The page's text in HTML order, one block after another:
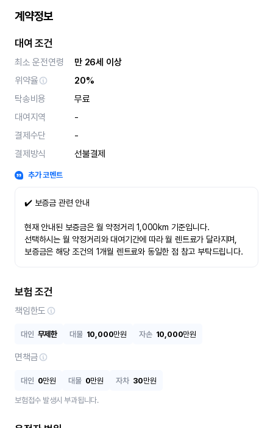
계약정보
대여 조건
최소 운전연령
만 26세 이상
위약율
20%
탁송비용
무료
대여지역
-
결제수단
-
결제방식
선불결제
추가 코멘트
✔️ 보증금 관련 안내
현재 안내된 보증금은 월 약정거리 1,000km 기준입니다.
선택하시는 월 약정거리와 대여기간에 따라 월 렌트료가 달라지며,
보증금은 해당 조건의 1개월 렌트료와 동일한 점 참고 부탁드립니다.
보험 조건
책임한도
대인 무제한 대물 10,000만원 자손 10,000만원
면책금
대인 0만원 대물 0만원 자차 30만원
보험접수 발생시 부과됩니다.